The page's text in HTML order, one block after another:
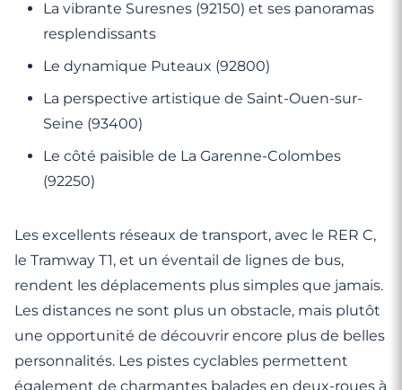
La vibrante Suresnes (92150) et ses panoramas
resplendissants
Le dynamique Puteaux (92800)
La perspective artistique de Saint-Ouen-sur-
Seine (93400)
Le côté paisible de La Garenne-Colombes
(92250)
Les excellents réseaux de transport, avec le RER C,
le Tramway T1, et un éventail de lignes de bus,
rendent les déplacements plus simples que jamais.
Les distances ne sont plus un obstacle, mais plutôt
une opportunité de découvrir encore plus de belles
personnalités. Les pistes cyclables permettent
également de charmantes balades en deux-roues à